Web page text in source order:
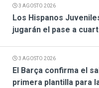
3 AGOSTO 2026
Los Hispanos
jugarán el pase a
3 AGOSTO 2026
El Barça confirma el
primera plantilla para